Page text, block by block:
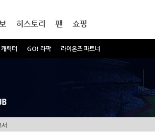
릭터 GO! 라팍 라이온즈 파트너
히스토리 팬 쇼핑